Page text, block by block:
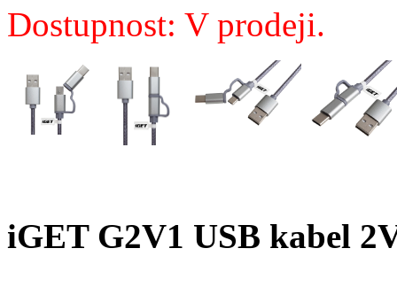
Dostupnost: V prodeji.
iGET G2V1 USB kabel